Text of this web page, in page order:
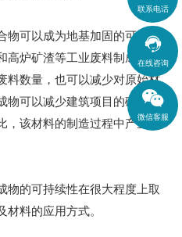
物可以成为地基加固的可持续
高炉矿渣等工业废料制成的，
料数量，也可以减少对原始材
物可以减少建筑项目的碳足
，该材料的制造过程中产生的
物的可持续性在很大程度上取
料的应用方式。
联系电话

在线咨询
微信客服